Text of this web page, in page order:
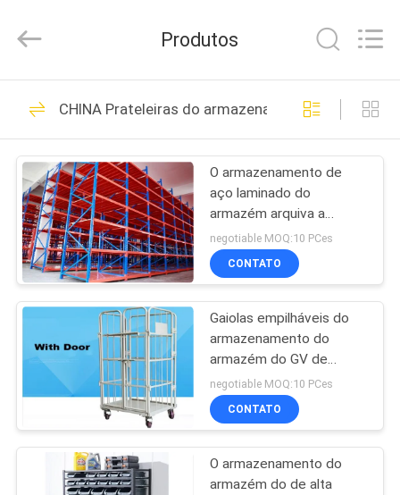
CASA
PRODUTOS
VÍDEOS
SOBRE
NÓS
EXCURSÃO
FÁBRICA
CONTROLE
Display
Shelves
Rights
Shelving da
exposição da loja
41
shelving da
exposição do
supermercado
39
Produtos
CHINA Prateleiras do armazenamento do
O armazenamento de
aço laminado do
armazém arquiva a
camada ajustável
negotiable MOQ:10 PCes
CONTATO
Gaiolas empilháveis do
armazenamento do
armazém do GV de
ISO9001 ISO2015 com
prateleiras
negotiable MOQ:10 PCes
CONTATO
O armazenamento do
armazém do de alta